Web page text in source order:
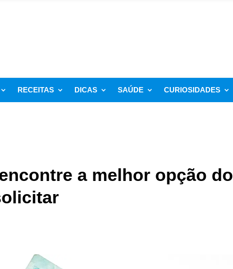
RECEITAS DICAS SAÚDE CURIOSIDADES
a melhor opção do